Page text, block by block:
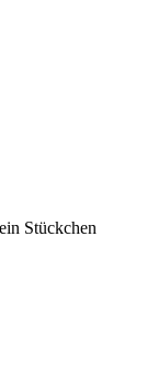
Stückchen